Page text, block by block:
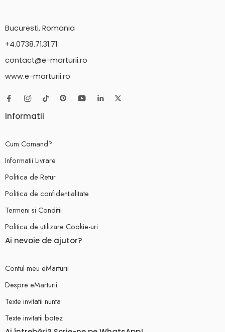
Bucuresti, Romania
+4.0738.71.31.71
contact@e-marturii.ro
www.e-marturii.ro
Informatii
Cum Comand?
Informatii Livrare
Politica de Retur
Politica de confidentialitate
Termeni si Conditii
Politica de utilizare Cookie-uri
Ai nevoie de ajutor?
Contul meu eMarturii
Despre eMarturii
Texte invitatii nunta
Texte invitatii botez